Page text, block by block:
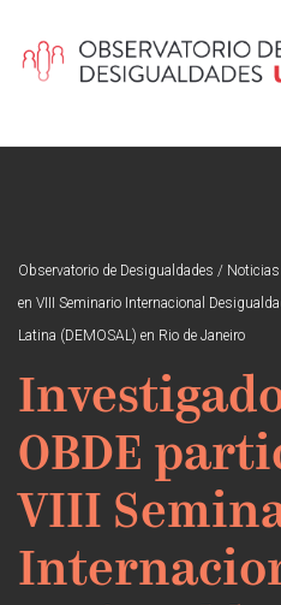
Observatorio de Desigualdades / Noticias
en VIII Seminario Internacional
Latina (DEMOSAL) en Rio de Janeiro
OBDE
VIII